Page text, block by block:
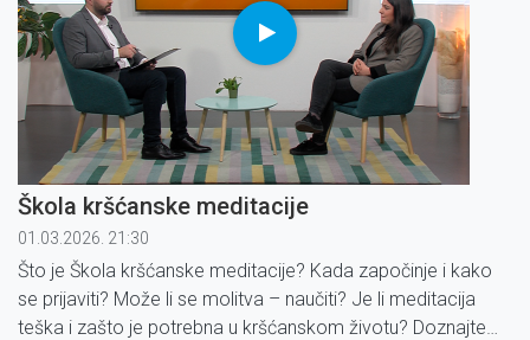
Škola kršćanske meditacije
01.03.2026. 21:30
Što je Škola kršćanske meditacije? Kada započinje i kako
se prijaviti? Može li se molitva – naučiti? Je li meditacija
teška i zašto je potrebna u kršćanskom životu? Doznajte